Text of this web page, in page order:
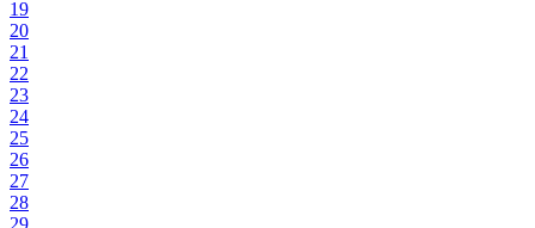
19
20
21
22
23
24
25
26
27
28